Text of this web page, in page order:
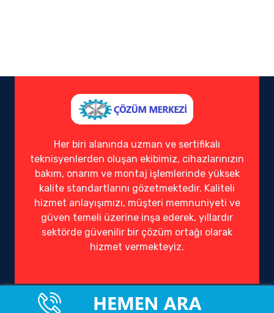
Her biri alanında uzman ve sertifikalı
teknisyenlerden oluşan ekibimiz, cihazlarınızın
bakım, onarım ve montaj işlemlerinde yüksek
kalite standartlarını gözetmektedir. Kaliteli
hizmet anlayışımızı, müşteri memnuniyeti ve
güven temeli üzerine inşa ederek, yıllardır
sektörde güvenilir bir çözüm ortağı olarak
hizmet vermekteyiz.